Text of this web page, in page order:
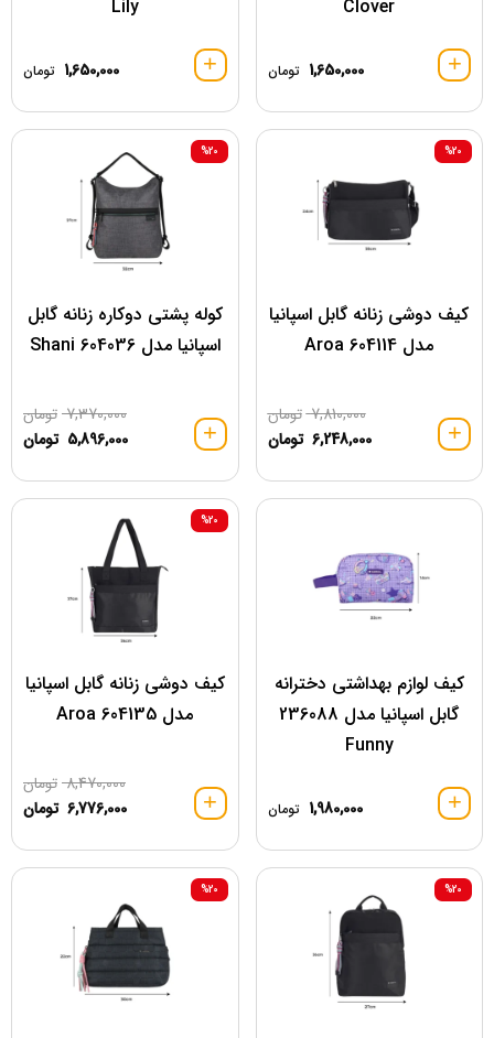
Clover
1,650,000 تومان
Lily
1,650,000 تومان
کیف دوشی زنانه گابل اسپانیا
مدل 604114 Aroa
%20
7,810,000 تومان
6,248,000 تومان
کوله پشتی دوکاره زنانه گابل
اسپانیا مدل 604036 Shani
%20
7,370,000 تومان
5,896,000 تومان
کیف لوازم بهداشتی دخترانه
گابل اسپانیا مدل 236088
Funny
1,980,000 تومان
کیف دوشی زنانه گابل اسپانیا
مدل 604135 Aroa
%20
8,470,000 تومان
6,776,000 تومان
%20
%20